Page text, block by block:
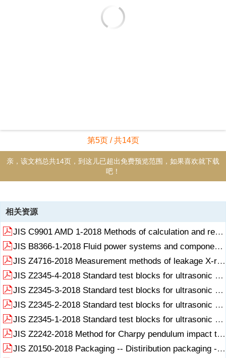
第5页 / 共14页
亲，该文档总共14页，到这儿已超出免费预览范围，如果喜欢就下载
吧！
资源描述
日本工业标准_JIS Z 7001-2007 Plastics Environmental aspects
General guidelines for their inclusion in standards_
相关资源
JIS C9901 AMD 1-2018 Methods of calculation and representation of energy efficiency standard achievement percentage of electrical and electronic appliances (Ame.pdf
JIS B8366-1-2018 Fluid power systems and components -- Cylinders 《流体动力系统和元件 液压缸 元件和识别代码 第1部分 缸径和活塞杆.pdf
JIS Z4716-2018 Measurement methods of leakage X-ray from X-ray examination rooms《X射线检查室泄漏X射线的测量方法》.pdf
JIS Z2345-4-2018 Standard test blocks for ultrasonic testing -- Part 4 Standard test blocks for angle beam ultrasonic testing《超声检测用标准试块 第4部分 斜射超声检测用标准试块》.pdf
JIS Z2345-3-2018 Standard test blocks for ultrasonic testing -- Part 3 Standard test blocks for normal ultrasonic testing《超声检测用标准试块 第3部分 普通超声检测用标准试块》.pdf
JIS Z2345-2-2018 Standard test blocks for ultrasonic testing -- Part 2 A7963 Standard Test Block《超声检测用标准试块 第2部分 A7963标准试块》.pdf
JIS Z2345-1-2018 Standard test blocks for ultrasonic testing -- Part 1 A1 Standard Test Block《超声检测用标准试块 第1部分 A1标准试块》.pdf
JIS Z2242-2018 Method for Charpy pendulum impact test of metallic materials《金属材料的摆式冲击试验方法》.pdf
JIS Z0150-2018 Packaging -- Distiribution packaging -- Graphical symbols for handling and storage of packages《包装 畸变包装 包装处理和储存用图形符号》.pdf